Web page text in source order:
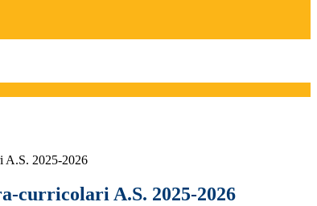
A.S. 2025-2026
curricolari A.S. 2025-2026